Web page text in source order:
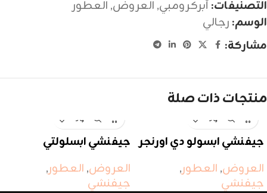
التصنيفات:أبركرومبي, العروض, العطور
الوسم: رجالي
مشاركة:
منتجات ذات صلة
جيفنشي ابسولو دي اورنجر
العروض, العطور,
جيفنشي
جيفنشي ابسلولتي
العروض, العطور,
جيفنشي